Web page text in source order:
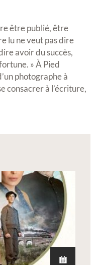
être publié, être
lu ne veut pas dire
avoir du succès,
» À Pied
photographe à
consacrer à l’écriture,